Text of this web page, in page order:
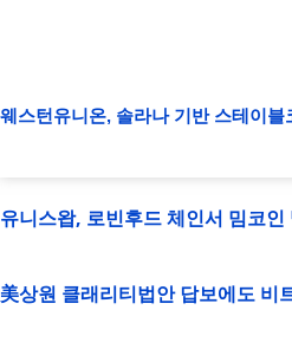
웨스턴유니온, 솔라나 기반 스테이블
유니스왑, 로빈후드 체인서 밈코인
美상원 클래리티법안 답보에도 비